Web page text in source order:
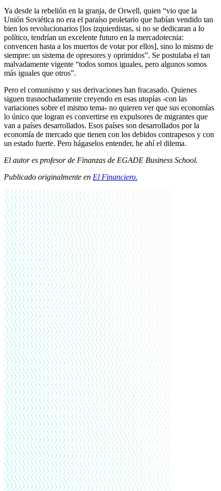
Ya desde la rebelión en la granja, de Orwell, quien “vio que la
Unión Soviética no era el paraíso proletario que habían vendido tan
bien los revolucionarios [los izquierdistas, si no se dedicaran a lo
político, tendrían un excelente futuro en la mercadotecnia:
convencen hasta a los muertos de votar por ellos], sino lo mismo de
siempre: un sistema de opresores y oprimidos”. Se postulaba el tan
malvadamente vigente “todos somos iguales, pero algunos somos
más iguales que otros”.
Pero el comunismo y sus derivaciones han fracasado. Quienes
siguen trasnochadamente creyendo en esas utopías -con las
variaciones sobre el mismo tema- no quieren ver que sus economías
lo único que logran es convertirse en expulsores de migrantes que
van a países desarrollados. Esos países son desarrollados por la
economía de mercado que tienen con los debidos contrapesos y con
un estado fuerte. Pero hágaselos entender, he ahí el dilema.
El autor es profesor de Finanzas de EGADE Business School.
Publicado originalmente en El Financiero.